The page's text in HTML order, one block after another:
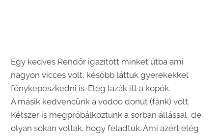
Egy kedves Rendőr igazított minket útba ami
nagyon vicces volt, később láttuk gyerekekkel
fényképeszkedni is. Elég lazák itt a kopók.
A másik kedvencünk a vodoo donut (fánk) volt.
Kétszer is megpróbálkoztunk a sorban állással, de
olyan sokan voltak, hogy feladtuk. Ami azért elég